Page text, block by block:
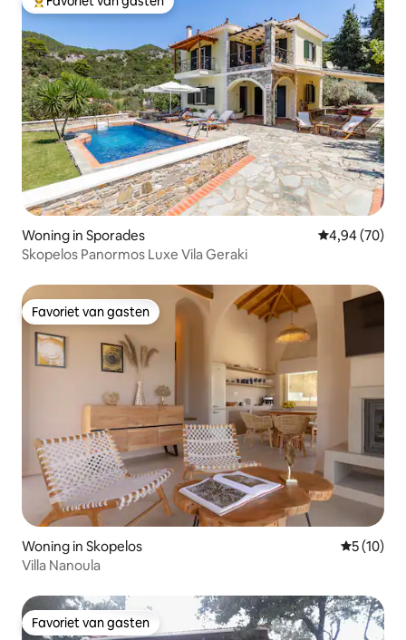
Topfavoriet van gasten
Woning in Sporades Gemiddelde
4,94 (70)
Skopelos Panormos Luxe Vila Geraki
Favoriet van gasten
Favoriet van gasten
Woning in Skopelos
5 (10)
Villa Nanoula
Favoriet van gasten
Favoriet van gasten